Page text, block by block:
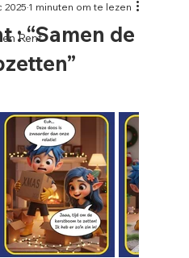
Rent
: “Samen de
20251 minuten om te lezen
uit 5 sterren.